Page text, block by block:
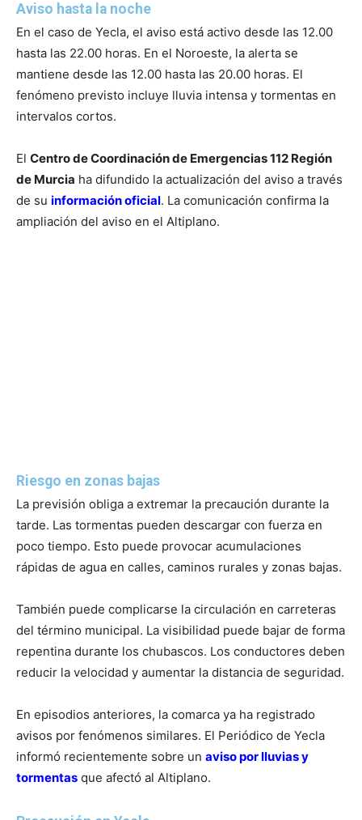
Aviso hasta la noche
En el caso de Yecla, el aviso está activo desde las 12.00
hasta las 22.00 horas. En el Noroeste, la alerta se
mantiene desde las 12.00 hasta las 20.00 horas. El
fenómeno previsto incluye lluvia intensa y tormentas en
intervalos cortos.
El Centro de Coordinación de Emergencias 112 Región
de Murcia ha difundido la actualización del aviso a través
de su información oficial. La comunicación confirma la
ampliación del aviso en el Altiplano.
Riesgo en zonas bajas
La previsión obliga a extremar la precaución durante la
tarde. Las tormentas pueden descargar con fuerza en
poco tiempo. Esto puede provocar acumulaciones
rápidas de agua en calles, caminos rurales y zonas bajas.
También puede complicarse la circulación en carreteras
del término municipal. La visibilidad puede bajar de forma
repentina durante los chubascos. Los conductores deben
reducir la velocidad y aumentar la distancia de seguridad.
En episodios anteriores, la comarca ya ha registrado
avisos por fenómenos similares. El Periódico de Yecla
informó recientemente sobre un aviso por lluvias y
tormentas que afectó al Altiplano.